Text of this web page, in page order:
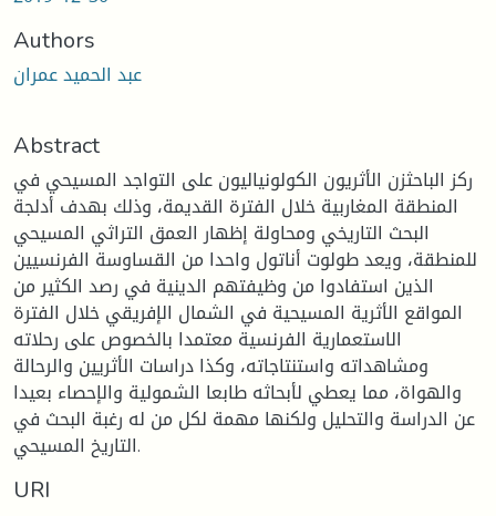
Authors
عبد الحميد عمران
Abstract
ركز الباحثزن الأثريون الكولونياليون على التواجد المسيحي في
المنطقة المغاربية خلال الفترة القديمة، وذلك بهدف أدلجة
البحث التاريخي ومحاولة إظهار العمق التراثي المسيحي
للمنطقة، ويعد طولوت أناتول واحدا من القساوسة الفرنسيين
الذين استفادوا من وظيفتهم الدينية في رصد الكثير من
المواقع الأثرية المسيحية في الشمال الإفريقي خلال الفترة
الاستعمارية الفرنسية معتمدا بالخصوص على رحلاته
ومشاهداته واستنتاجاته، وكذا دراسات الأثريين والرحالة
والهواة، مما يعطي لأبحاثه طابعا الشمولية والإحصاء بعيدا
عن الدراسة والتحليل ولكنها مهمة لكل من له رغبة البحث في
التاريخ المسيحي.
URI